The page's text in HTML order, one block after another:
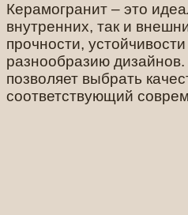
Керамогранит – это
внутренних, так и
прочности,
разнообразию
позволяет выбрать
соответствующий